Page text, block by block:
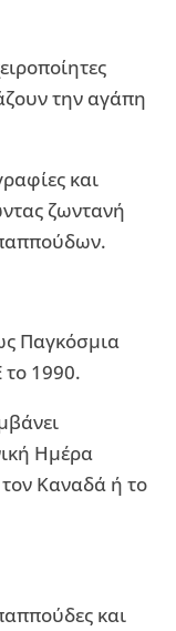
την αγάπη
και
ζωντανή
Παγκόσμια
1990.
Ημέρα
Καναδά ή το
και